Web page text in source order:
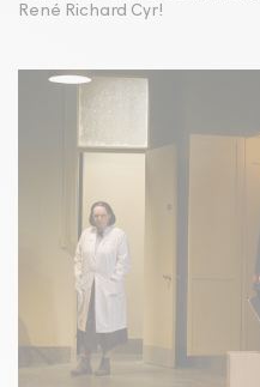
René Richard Cyr!